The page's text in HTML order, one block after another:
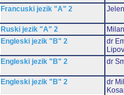
Francuski jezik "A" 2
Ruski jezik "A" 2
Engleski jezik "B" 2
dr
Engleski jezik "B" 2 dr
Engleski jezik "B" 2
dr